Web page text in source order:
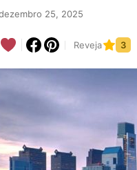
25, 2025
Reveja 3